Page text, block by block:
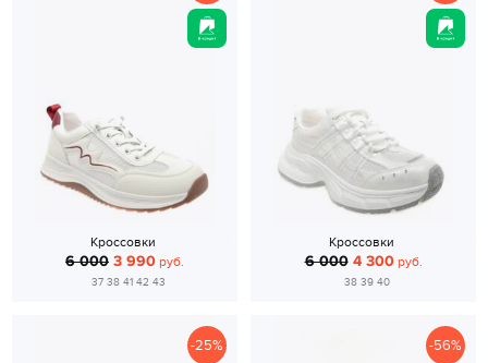
Кроссовки
6 000 3 990 руб.
37 38 41 42 43
Кроссовки
6 000 4 300руб.
38 39 40
-25% -56%